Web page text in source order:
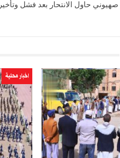
حاول الانتحار بعد فشل وتأخير
اخبار محلية